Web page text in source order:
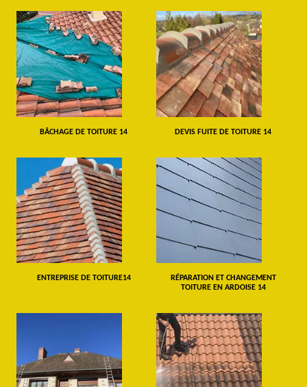
BÂCHAGE DE TOITURE 14 DEVIS FUITE DE TOITURE 14
ENTREPRISE DE TOITURE14
RÉPARATION ET CHANGEMENT
TOITURE EN ARDOISE 14